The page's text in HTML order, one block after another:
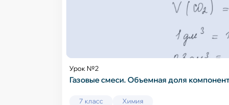
Урок №2
Газовые смеси. Объемная доля
7 класс Химия